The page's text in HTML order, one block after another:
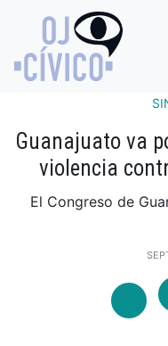
Guanajuato va
violencia
El Congreso de